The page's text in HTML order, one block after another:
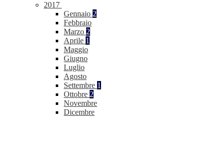
2017
Gennaio 2
Febbraio
Marzo 2
Aprile 1
Maggio
Giugno
Luglio
Agosto
Settembre 1
Ottobre 2
Novembre
Dicembre